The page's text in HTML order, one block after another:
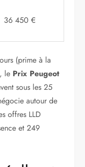
36 450 €
(prime à la
le Prix Peugeot
sous les 25
autour de
offres LLD
et 249